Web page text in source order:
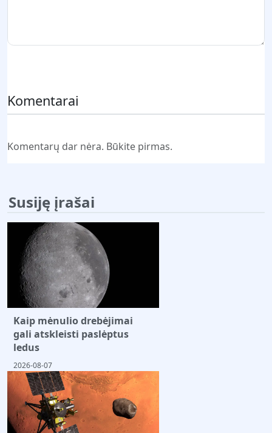
Komentarai
Komentarų dar nėra. Būkite pirmas.
Susiję įrašai
Kaip mėnulio drebėjimai
gali atskleisti paslėptus
ledus
2026-08-07